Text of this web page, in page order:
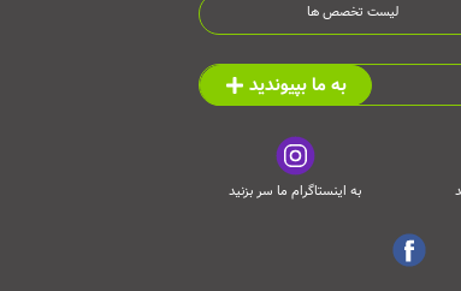
لیست تخصص ها
به ما بپیوندید
به اینستاگرام ما سر بزنید